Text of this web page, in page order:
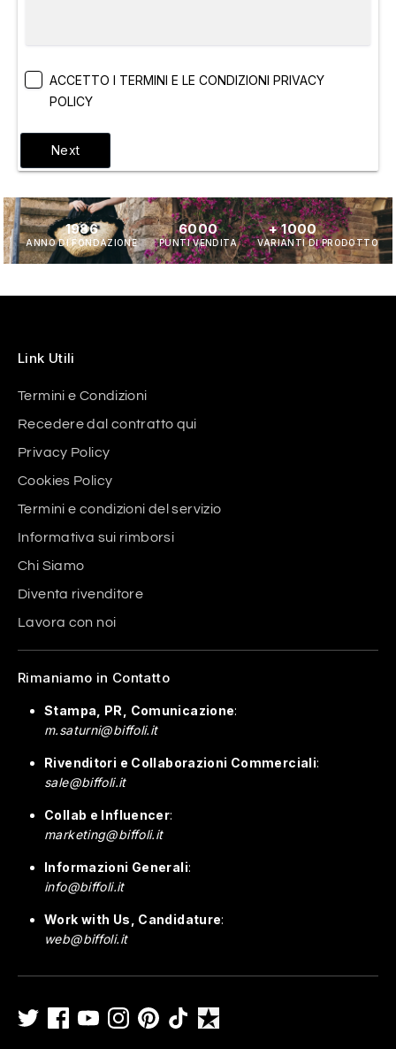
ACCETTO I TERMINI E LE CONDIZIONI PRIVACY
POLICY
Next
1986
ANNO DI FONDAZIONE
6000
PUNTI VENDITA
+ 1000
VARIANTI DI PRODOTTO
Link Utili
Termini e Condizioni
Recedere dal contratto qui
Privacy Policy
Cookies Policy
Termini e condizioni del servizio
Informativa sui rimborsi
Chi Siamo
Diventa rivenditore
Lavora con noi
Rimaniamo in Contatto
Stampa, PR, Comunicazione:
m.saturni@biffoli.it
Rivenditori e Collaborazioni Commerciali:
sale@biffoli.it
Collab e Influencer:
marketing@biffoli.it
Informazioni Generali:
info@biffoli.it
Work with Us, Candidature:
web@biffoli.it